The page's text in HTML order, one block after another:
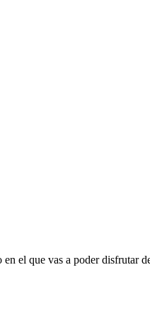
el que vas a poder disfrutar